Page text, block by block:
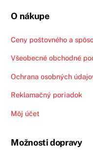
O nákupe
Ceny poštovného a
Všeobecné obchodné
Ochrana osobných
Reklamačný poriadok
Môj účet
Možnosti dopravy